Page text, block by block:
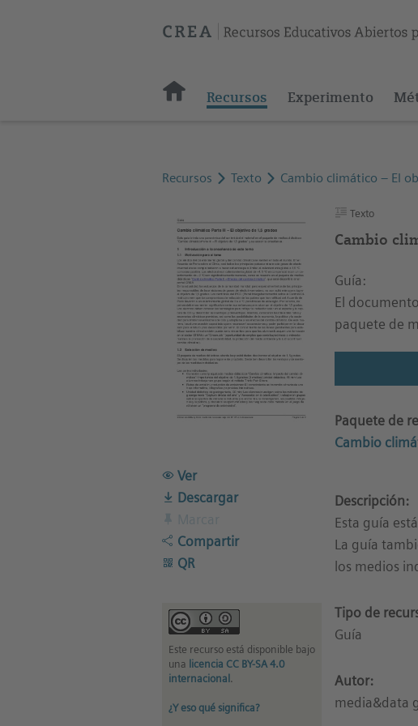
Recursos Experimento
Recursos Texto Cambio climático – El
Ver
Descargar
Compartir
QR
Este recurso está disponible bajo
una licencia CC BY-SA 4.0
internacional .
¿Y eso qué significa?
Texto
Cambio
Guía:
El
paquete de
Paquete de
Cambio
Descripción:
Esta guía
La guía
los medios
Tipo de
Guía
Autor:
media&data